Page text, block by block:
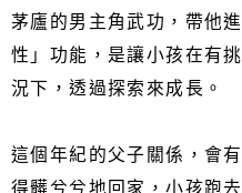
茅廬的男主角武功，帶他
性」功能，是讓小孩在有
況下，透過探索來成長。
這個年紀的父子關係，會
得髒兮兮地回家，小孩跑